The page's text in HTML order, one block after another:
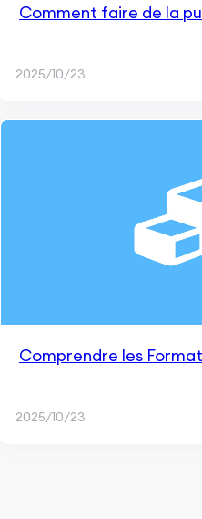
Comment faire de la
2025/10/23
Comprendre les
2025/10/23